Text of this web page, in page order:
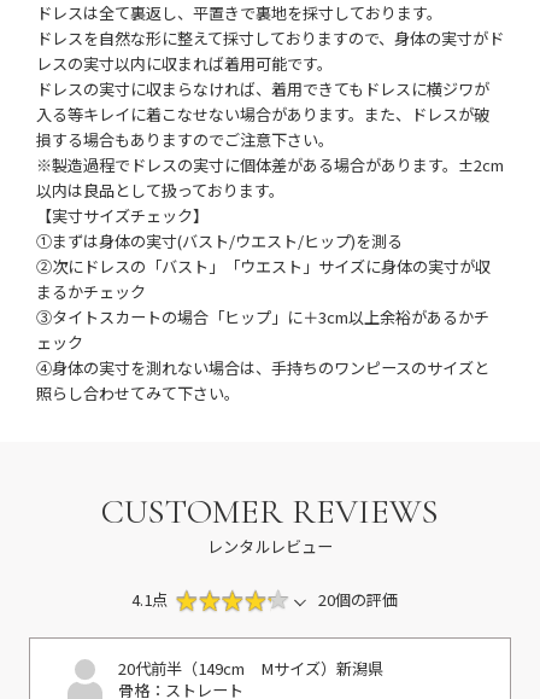
ドレスは全て裏返し、平置きで裏地を採寸しております。
ドレスを自然な形に整えて採寸しておりますので、身体の実寸がド
レスの実寸以内に収まれば着用可能です。
ドレスの実寸に収まらなければ、着用できてもドレスに横ジワが
入る等キレイに着こなせない場合があります。また、ドレスが破
損する場合もありますのでご注意下さい。
※製造過程でドレスの実寸に個体差がある場合があります。±2cm
以内は良品として扱っております。
【実寸サイズチェック】
①まずは身体の実寸(バスト/ウエスト/ヒップ)を測る
②次にドレスの「バスト」「ウエスト」サイズに身体の実寸が収
まるかチェック
③タイトスカートの場合「ヒップ」に＋3cm以上余裕があるかチ
ェック
④身体の実寸を測れない場合は、手持ちのワンピースのサイズと
照らし合わせてみて下さい。
CUSTOMER REVIEWS
レンタルレビュー
4.1点 20個の評価
20代前半（149cm Mサイズ） 新潟県
骨格：ストレート